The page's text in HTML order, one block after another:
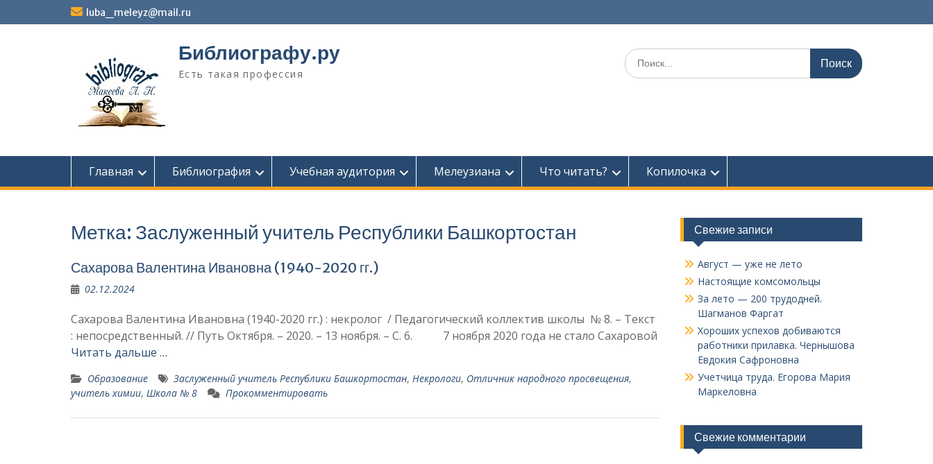
к
luba_meleyz@mail.ru
Библиографу.ру
Есть такая профессия
Поиск
по:
Главная Библиография Учебная аудитория Мелеузиана Что читать? Копилочка
Метка: За­служенный учитель Республики Баш­кортостан
Сахарова Валентина Ивановна (1940-2020 гг.)
02.12.2024
Сахарова Валентина Ивановна (1940-2020 гг.) : некролог / Педагогический коллектив школы № 8. – Текст
: непосредственный. // Путь Октября. – 2020. – 13 ноября. – С. 6. 7 ноября 2020 года не стало Сахаро­вой
Читать дальше …
Образование За­служенный учитель Республики Баш­кортостан, Некрологи, Отличник народного просвещения,
учитель химии, Школа № 8 Прокомментировать
Свежие записи
Август — уже не лето
Настоящие комсомольцы
За лето — 200 трудодней.
Шагманов Фаргат
Хороших успехов добиваются
работники прилавка. Чер­нышова
Евдокия Сафроновна
Учетчица труда. Его­рова Мария
Маркеловна
Свежие комментарии